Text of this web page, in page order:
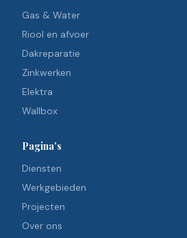
Gas & Water
Riool en afvoer
Dakreparatie
Zinkwerken
Elektra
Wallbox
Pagina's
Diensten
Werkgebieden
Projecten
Over ons